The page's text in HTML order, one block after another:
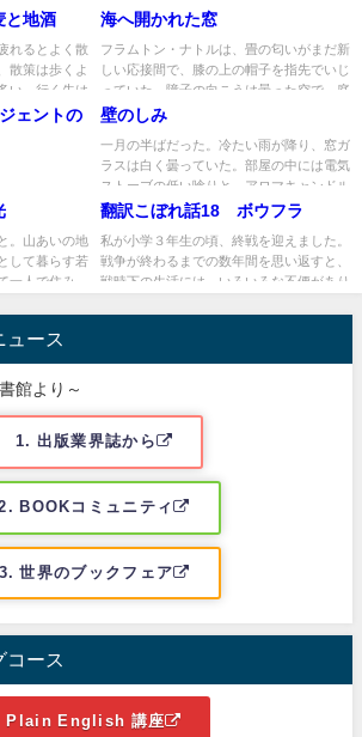
トランタを舞
を書いてみたい」。そう願う人は少なくあ
りません。しかし、多...
地酒
れるとよく散
散策は歩くよ
い。行く先は
...
海へ開かれた窓
フラムトン・ナトルは、畳の匂いがまだ新
しい応接間で、膝の上の帽子を指先でいじ
っていた。障子の向こうは曇った空で、庭
の柿の木が風に揺れている。...
ェントの
壁のしみ
一月の半ばだった。冷たい雨が降り、窓ガ
ラスは白く曇っていた。部屋の中には電気
ストーブの低い唸りと、アロマキャンドル
のかすかな匂いだけが漂って...
。山あいの地
して暮らす若
一人で住み、
翻訳こぼれ話18 ボウフラ
私が小学３年生の頃、終戦を迎えました。
戦争が終わるまでの数年間を思い返すと、
戦時下の生活には、いろいろな不便があり
ュース
館より～
1. 出版業界誌から
BOOKコミュニティ
3. 世界のブックフェア
コース
Plain English 講座